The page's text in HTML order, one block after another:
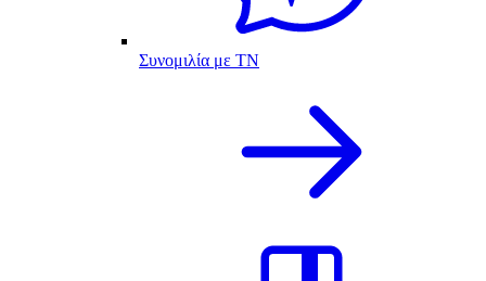
Συνομιλία με ΤΝ